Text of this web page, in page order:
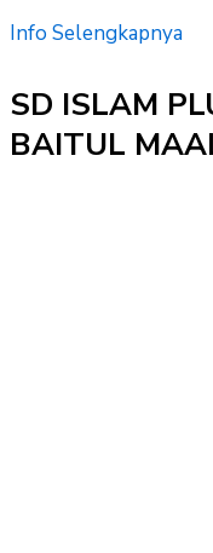
Info Selengkapnya
SD ISLAM
BAITUL